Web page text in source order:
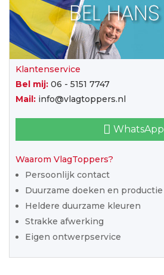
Klantenservice
Bel mij: 06 - 5151 7747
Mail: info@vlagtoppers.nl
WhatsApp
Waarom VlagToppers?
Persoonlijk contact
Duurzame doeken en productie
Heldere duurzame kleuren
Strakke afwerking
Eigen ontwerpservice